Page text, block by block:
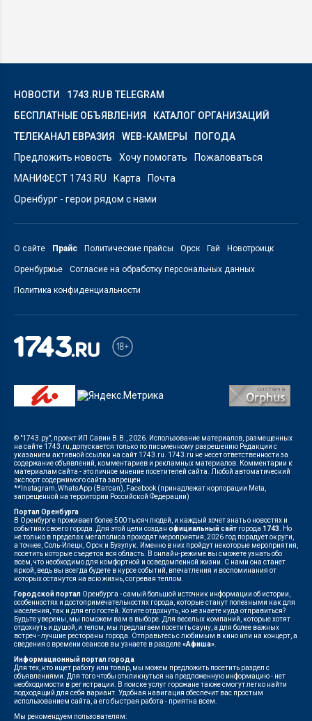
НОВОСТИ
1743.RU В TELEGRAM
БЕСПЛАТНЫЕ ОБЪЯВЛЕНИЯ
КАТАЛОГ ОРГАНИЗАЦИЙ
ТЕЛЕКАНАЛ ЕВРАЗИЯ
WEB-КАМЕРЫ
ПОГОДА
Предложить новость
Хочу помогать
Пожаловаться
МАНИФЕСТ 1743.RU
Карта
Почта
Оренбург - герои рядом с нами
О сайте Прайс Политические прайсы Орск Гай Новотроицк
Оренбуржье Согласие на обработку персональных данных
Политика конфиденциальности
© "1743.ру", проект ИП Савин В.В., 2026. Использование материалов, размещенных
на сайте 1743.ru, допускается только по письменному разрешению Редакции с
указанием активной ссылки на сайт 1743.ru. 1743.ru не несет ответственности за
содержание объявлений, комментариев и рекламных материалов. Комментарии к
материалам сайта - это личное мнение посетителей сайта. Любой автоматический
экспорт содержимого сайта запрещен.
**Instagram, WhatsApp (Ватсап), Facebook (принадлежат корпорации Meta,
запрещенной на территории Российской Федерации)
Портал Оренбурга
В Оренбурге проживает более 500 тысяч людей, и каждый хочет знать о новостях и
событиях своего города. Для этой цели создан официальный сайт города 1743 . Но
не только в пределах мегаполиса проходят мероприятия, 2026 год порадует округи,
а точнее, Соль-Илецк, Орск и Бузулук. Именно в них пройдут некоторые мероприятия,
посетить которые съедется вся область. В онлайн-режиме вы сможете узнать обо
всем, что необходимо для комфортной и осведомленной жизни. С нами она станет
яркой, ведь вы всегда будете в курсе событий, впечатления и воспоминания от
которых останутся на всю жизнь, согревая теплом.
Городской портал Оренбурга - самый большой источник информации об истории,
особенностях и достопримечательностях города, которые станут полезными как для
населения, так и для его гостей. Хотите отдохнуть, но не знаете куда отправиться?
Будьте уверены, мы поможем вам в выборе. Для веселых компаний, которые хотят
отдохнуть и душой, и телом, мы предлагаем посетить сауну, а для более важных
встреч - лучшие рестораны города. Отправьтесь с любимым в кино или на концерт, а
сведения о времени сеансов вы узнаете в разделе«Афиша»
Информационный портал города
Для тех, кто ищет работу или товар, мы можем предложить посетить раздел с
объявлениями. Для того чтобы откликнуться на предложенную информацию - нет
необходимости в регистрации. В поиске услуг горожане также смогут легко найти
подходящий для себя вариант. Удобная навигация обеспечит вас простым
использованием сайта, а его быстрая работа - приятна всем.
Мы рекомендуем пользователям: